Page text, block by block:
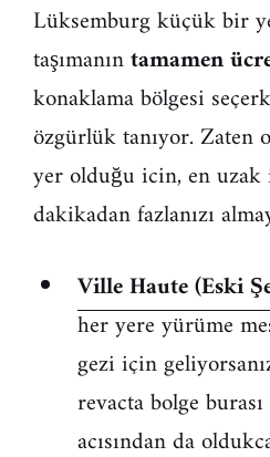
Lüksemburg küçük bir
taşımanıntamamen
konaklama bölgesi
özgürlük tanıyor.
yer olduğu icin, en
dakikadan fazlanızı
Ville Haute (Eski
her yere yürüme
gezi için
revacta bolge
acısından da